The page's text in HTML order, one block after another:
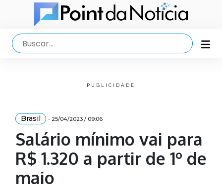
PUBLICIDADE
Brasil - 25/04/2023 / 09:06
Salário mínimo vai para
R$ 1.320 a partir de 1º de
maio